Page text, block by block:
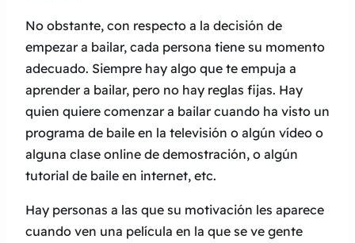
No obstante, con respecto a la decisión de
empezar a bailar, cada persona tiene su momento
adecuado. Siempre hay algo que te empuja a
aprender a bailar, pero no hay reglas fijas. Hay
quien quiere comenzar a bailar cuando ha visto un
programa de baile en la televisión o algún vídeo o
alguna clase online de demostración, o algún
tutorial de baile en internet, etc.
Hay personas a las que su motivación les aparece
cuando ven una película en la que se ve gente